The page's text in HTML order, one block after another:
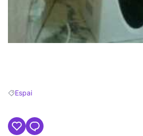
Resultats en filtrar per: Espai
Espai